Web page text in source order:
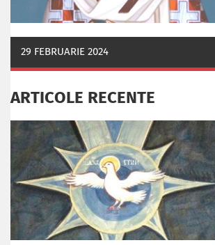
29 FEBRUARIE 2024
ARTICOLE RECENTE